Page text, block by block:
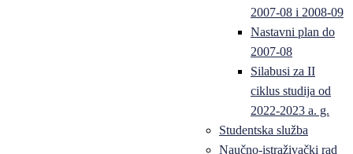
2007-08 i 2008-09
Nastavni plan do
2007-08
Silabusi za II
ciklus studija od
2022-2023 a. g.
Studentska služba
Naučno-istraživački rad